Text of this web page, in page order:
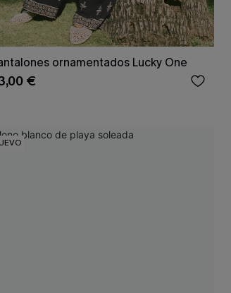
ornamentados Lucky One
€